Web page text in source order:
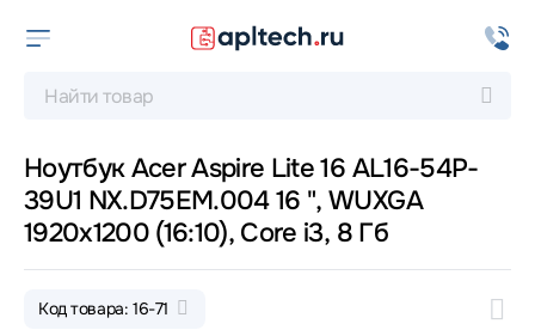
Ноутбук Acer Aspire Lite 16 AL16-54P-
39U1 NX.D75EM.004 16 ", WUXGA
1920x1200 (16:10), Core i3, 8 Гб
Код товара: 16-71